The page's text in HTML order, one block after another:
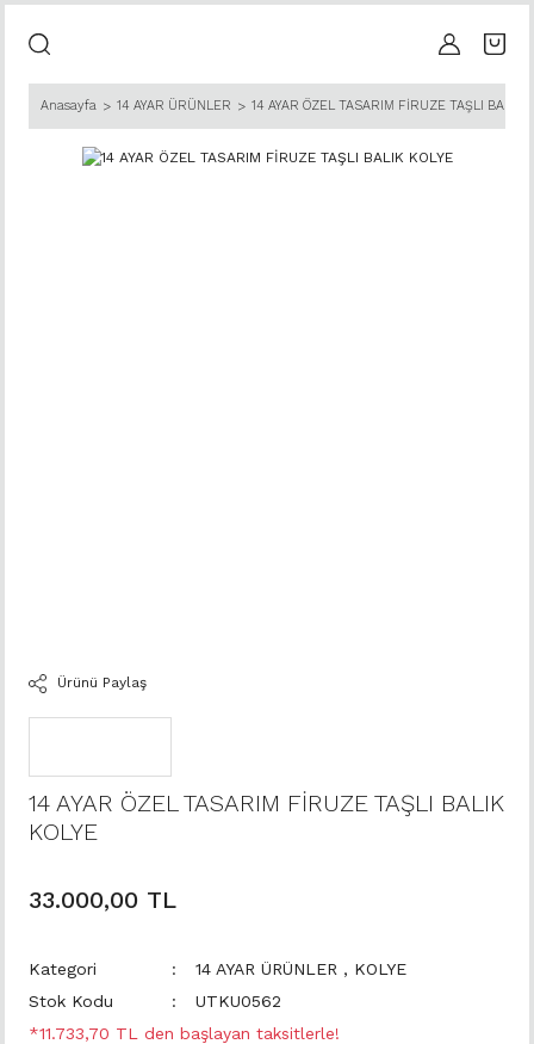
Anasayfa 14 AYAR ÜRÜNLER 14 AYAR ÖZEL TASARIM FİRUZE TAŞLI BALIK
Ürünü Paylaş
14 AYAR ÖZEL TASARIM FİRUZE TAŞLI BALIK
KOLYE
33.000,00 TL
Kategori 14 AYAR ÜRÜNLER , KOLYE
Stok Kodu
UTKU0562
*11.733,70 TL den başlayan taksitlerle!